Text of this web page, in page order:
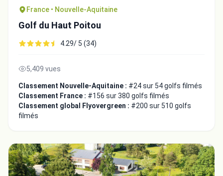
France • Nouvelle-Aquitaine
Golf du Haut Poitou
4.29/ 5 (34)
5,409 vues
Classement Nouvelle-Aquitaine : #24 sur 54 golfs filmés
Classement France : #156 sur 380 golfs filmés
Classement global Flyovergreen : #200 sur 510 golfs
filmés